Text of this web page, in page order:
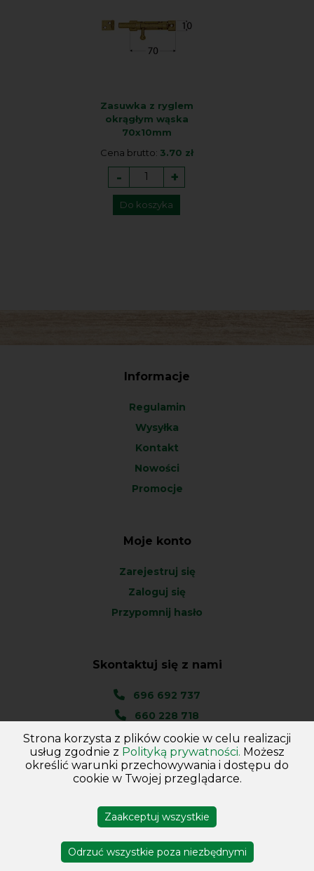
Zasuwka z ryglem
okrągłym wąska
70x10mm
Cena brutto: 3.70 zł
- +
Do koszyka
Informacje
Regulamin
Wysyłka
Kontakt
Nowości
Promocje
Moje konto
Zarejestruj się
Zaloguj się
Przypomnij hasło
Skontaktuj się z nami
696 692 737
660 228 718
Ul. Węgierska 1A
46-045 Kotórz Mały
(woj. Opolskie)
Copyright © 2026 Hurtownia - Majster. Wszelkie prawa
Strona korzysta z plików cookie w celu realizacji
usług zgodnie z Polityką prywatności. Możesz
określić warunki przechowywania i dostępu do
cookie w Twojej przeglądarce.
Zaakceptuj wszystkie
Odrzuć wszystkie poza niezbędnymi